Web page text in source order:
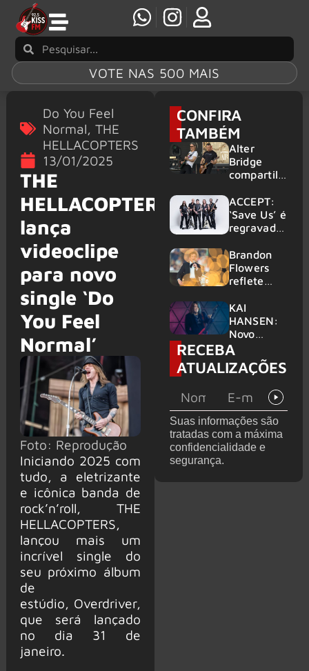
VOTE NAS 500 MAIS
Do You Feel
Normal, THE
HELLACOPTERS
13/01/2025
THE
HELLACOPTERS
lança
videoclipe
para novo
single ‘Do
You Feel
Normal’
Foto: Reprodução
Iniciando 2025 com
tudo, a eletrizante
e icônica banda de
rock’n’roll, THE
HELLACOPTERS,
lançou mais um
incrível single do
seu próximo álbum
de
estúdio, Overdriver,
que será lançado
no dia 31 de
janeiro.
CONFIRA
TAMBÉM
Alter
Bridge
compartilh
vivo de
“Fortress”
gravada
am Ring
2026
ACCEPT:
‘Save Us’ é
regravada
membros
do GHOST
e KORN
Brandon
Flowers
reflete
futuro e
levanta
possibilida
de de
deixar os
palcos
KAI
HANSEN:
Novo
single
‘Welcome
To Life’ é
RECEBA
ATUALIZAÇÕES
Suas informações são
tratadas com a máxima
confidencialidade e
segurança.